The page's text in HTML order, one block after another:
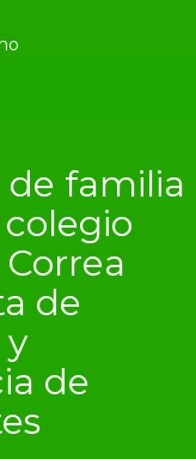
de familia
de
y
de